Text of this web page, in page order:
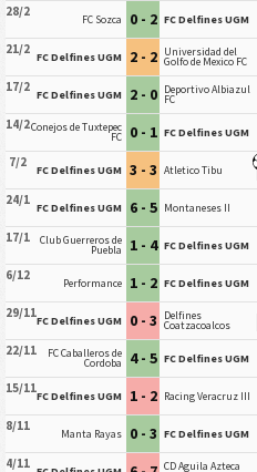
28/2 FC Sozca 0 - 2 FC Delfines UGM
21/2 FC Delfines UGM 2 - 2 Universidad del
Golfo de Mexico FC
17/2 FC Delfines UGM 2 - 0 Deportivo Albiazul
FC
14/2Conejos de Tuxtepec
FC 0 - 1 FC Delfines UGM
7/2
FC Delfines UGM 3 - 3 Atletico Tibu
24/1 FC Delfines UGM 6 - 5 Montaneses II
17/1
Club Guerreros de
Puebla 1 - 4 FC Delfines UGM
6/12
Performance 1 - 2 FC Delfines UGM
29/11FC Delfines UGM 0 - 3 Delfines
Coatzacoalcos
22/11 FC Caballeros de
Cordoba 4 - 5 FC Delfines UGM
15/11FC Delfines UGM 1 - 2 Racing Veracruz III
8/11
Manta Rayas 0 - 3 FC Delfines UGM
4/11
CD Aguila Azteca